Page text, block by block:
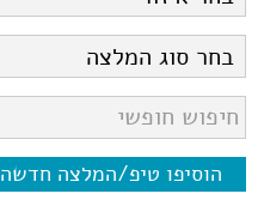
הוסיפו טיפ/המלצה חדשה